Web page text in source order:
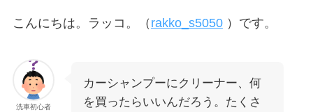
こんにちは。ラッコ。（ rakko_s5050）です。
洗車初心者
カーシャンプーにクリーナー、何
を買ったらいいんだろう。たくさ